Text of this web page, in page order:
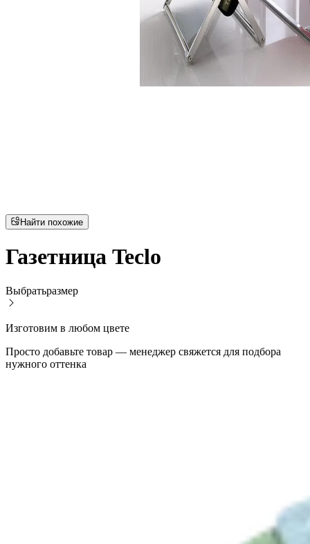
Найти похожие
Газетница Teclo
Выбратьразмер
Изготовим в любом цвете
Просто добавьте товар — менеджер свяжется для подбора
нужного оттенка